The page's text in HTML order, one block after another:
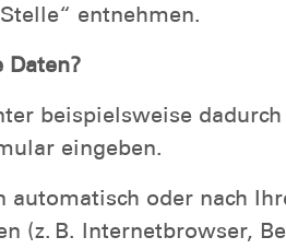
entnehmen.
beispielsweise
eingeben.
automatisch oder nach
(z. B. Internetbrowser,